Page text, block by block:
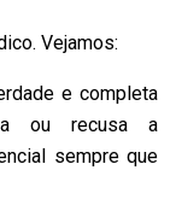
Vejamos:
e completa
ou recusa a
sempre que